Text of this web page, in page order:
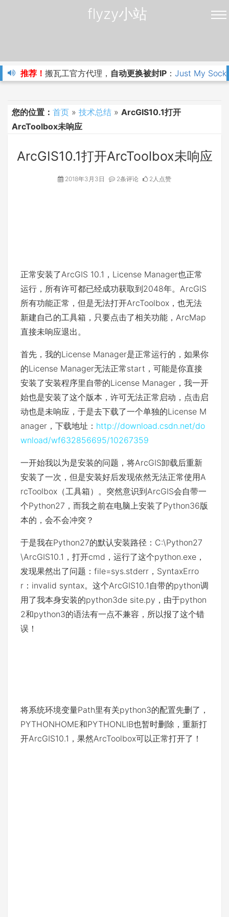
flyzy小站
推荐！ 搬瓦工官方代理， 自动更换被封IP ： Just My
您的位置： 首页 » 技术总结 » ArcGIS10.1打开
ArcToolbox未响应
ArcGIS10.1打开ArcToolbox未响应
2018年3月3日 2条评论 2人点赞
正常安装了ArcGIS 10.1，License Manager也正常
运行，所有许可都已经成功获取到2048年。ArcGIS
所有功能正常，但是无法打开ArcToolbox，也无法
新建自己的工具箱，只要点击了相关功能，ArcMap
直接未响应退出。
首先，我的License Manager是正常运行的，如果你
的License Manager无法正常start，可能是你直接
安装了安装程序里自带的License Manager，我一开
始也是安装了这个版本，许可无法正常启动，点击启
动也是未响应，于是去下载了一个单独的License M
anager，下载地址： http://download.csdn.net/do
wnload/wf632856695/10267359
一开始我以为是安装的问题，将ArcGIS卸载后重新
安装了一次，但是安装好后发现依然无法正常使用A
rcToolbox（工具箱）。突然意识到ArcGIS会自带一
个Python27，而我之前在电脑上安装了Python36版
本的，会不会冲突？
于是我在Python27的默认安装路径：C:\Python27
\ArcGIS10.1，打开cmd，运行了这个python.exe，
发现果然出了问题：file=sys.stderr，SyntaxErro
r：invalid syntax。这个ArcGIS10.1自带的python调
用了我本身安装的python3de site.py，由于python
2和python3的语法有一点不兼容，所以报了这个错
误！
将系统环境变量Path里有关python3的配置先删了，
PYTHONHOME和PYTHONLIB也暂时删除，重新打
开ArcGIS10.1，果然ArcToolbox可以正常打开了！